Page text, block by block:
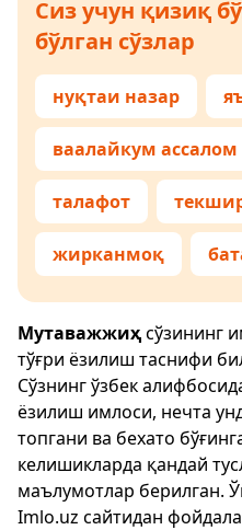
Сиз учун қизиқ
бўлган сўзлар
нуқтаи назар
ваалайкум ассалом
талафот
жирканмоқ
Мутаважжиҳсўзининг
тўғри ёзилиш таснифи
Сўзнинг ўзбек
ёзилиш имлоси, нечта
топгани ва бехато
келишикларда қандай
маълумотлар берилган.
Imlo.uz сайтидан